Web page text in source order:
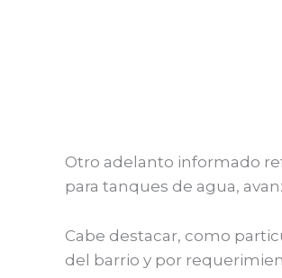
Otro adelanto informado
para tanques de agua,
Cabe destacar, como
del barrio y por